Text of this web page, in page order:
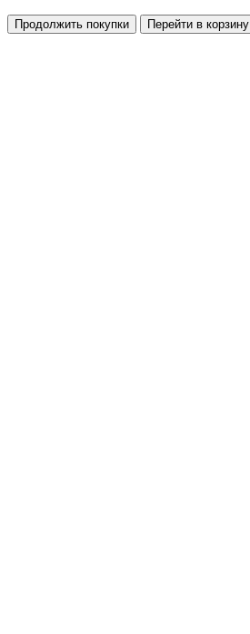
Продолжить покупки Перейти в корзину